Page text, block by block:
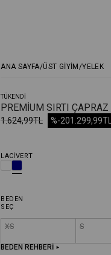
ANA SAYFA ÜST GİYİM YELEK
TÜKENDI
PREMIUM SIRTI
1.624,99TL 1.299,99TL
%-20
LACIVERT
BEDEN
SEÇ
XS S
BEDEN REHBERİ